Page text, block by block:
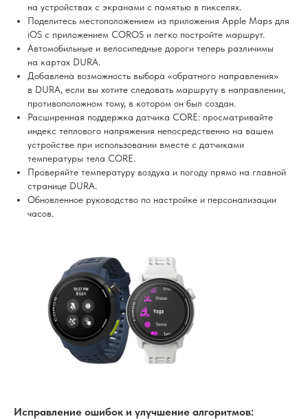
на устройствах с экранами с памятью в пикселях.
Поделитесь местоположением из приложения Apple Maps для
iOS с приложением COROS и легко постройте маршрут.
Автомобильные и велосипедные дороги теперь различимы
на картах DURA.
Добавлена возможность выбора «обратного направления»
в DURA, если вы хотите следовать маршруту в направлении,
противоположном тому, в котором он был создан.
Расширенная поддержка датчика CORE: просматривайте
индекс теплового напряжения непосредственно на вашем
устройстве при использовании вместе с датчиками
температуры тела CORE.
Проверяйте температуру воздуха и погоду прямо на главной
странице DURA.
Обновленное руководство по настройке и персонализации
часов.
Исправление ошибок и улучшение алгоритмов: